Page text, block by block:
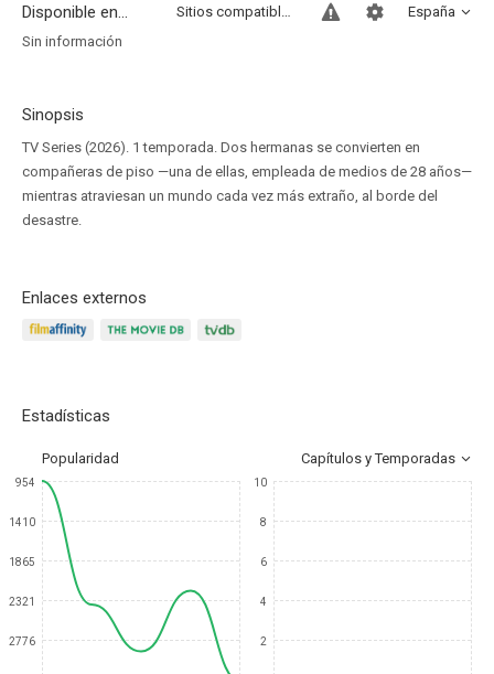
Disponible en... España
Sitios compatibles
Sin información
Sinopsis
TV Series (2026). 1 temporada. Dos hermanas se convierten en
compañeras de piso —una de ellas, empleada de medios de 28 años—
mientras atraviesan un mundo cada vez más extraño, al borde del
desastre.
Enlaces externos
Estadísticas
Popularidad Capítulos y Temporadas
954
1410
1865
2321
2776
10
8
6
4
2